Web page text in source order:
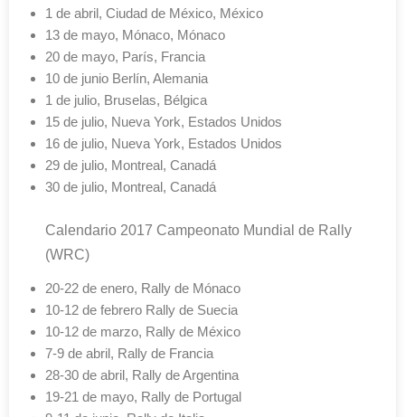
1 de abril, Ciudad de México, México
13 de mayo, Mónaco, Mónaco
20 de mayo, París, Francia
10 de junio Berlín, Alemania
1 de julio, Bruselas, Bélgica
15 de julio, Nueva York, Estados Unidos
16 de julio, Nueva York, Estados Unidos
29 de julio, Montreal, Canadá
30 de julio, Montreal, Canadá
Calendario 2017 Campeonato Mundial de Rally
(WRC)
20-22 de enero, Rally de Mónaco
10-12 de febrero Rally de Suecia
10-12 de marzo, Rally de México
7-9 de abril, Rally de Francia
28-30 de abril, Rally de Argentina
19-21 de mayo, Rally de Portugal